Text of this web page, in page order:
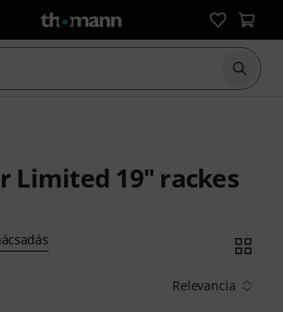
Limited 19" rackes
Relevancia